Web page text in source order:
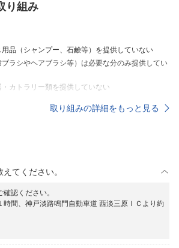
り組み
品（シャンプー、石鹸等）を提供していない
ラシやヘアブラシ等）は必要な分のみ提供してい
カトラリー類を提供していない
取り組みの詳細をもっと見る
てください。
認ください。
時間、神戸淡路鳴門自動車道 西淡三原ＩＣより約